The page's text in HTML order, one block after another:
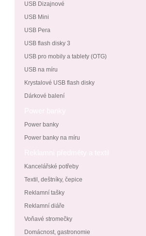
USB Dizajnové
USB Mini
USB Pera
USB flash disky 3
USB pro mobily a tablety (OTG)
USB na míru
Krystalové USB flash disky
Dárkové balení
Power banky
Power banky na míru
Kancelářské potřeby
Textil, deštníky, čepice
Reklamní tašky
Reklamní diáře
Voňavé stromečky
Domácnost, gastronomie